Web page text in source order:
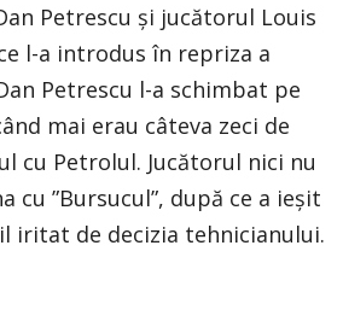
Petrescu și jucătorul Louis
l-a introdus în repriza a
Petrescu l-a schimbat pe
mai erau câteva zeci de
cu Petrolul. Jucătorul nici nu
cu ”Bursucul”, după ce a ieșit
iritat de decizia tehnicianului.